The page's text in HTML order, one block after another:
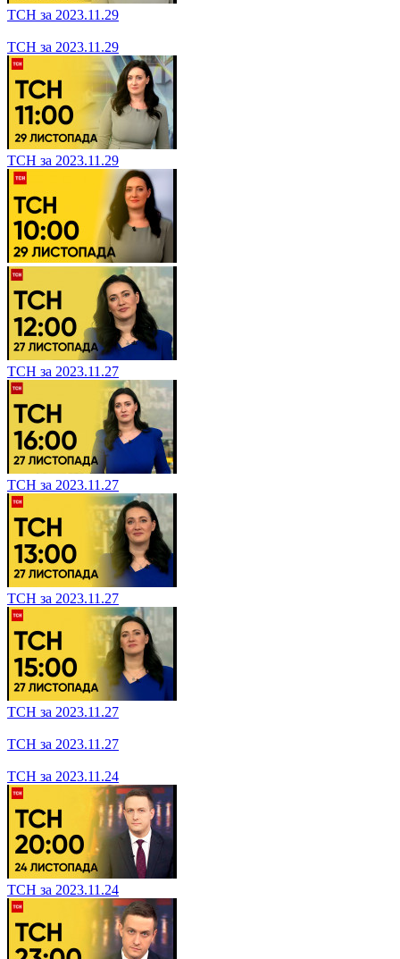
ТСН за 2023.12.01
ТСН за 2023.12.01
ТСН за 2023.12.01
ТСН за 2023.12.01
ТСН за 2023.11.29
ТСН за 2023.11.29
ТСН за 2023.11.29
ТСН за 2023.11.29